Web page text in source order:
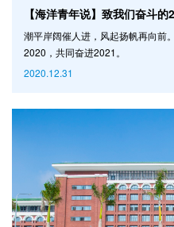
【海洋青年说】致我们奋斗的
潮平岸阔催人进，风起扬帆再向前
2020，共同奋进2021。
2020.12.31